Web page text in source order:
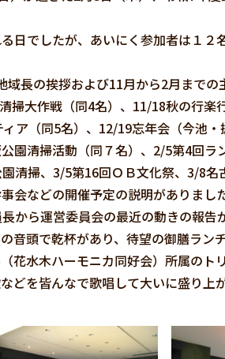
日でしたが、あいにく参加者は１２
長の挨拶および11月から2月までの
掃大作戦（同4名）、11/18秋の行楽
ア（同5名）、12/19忘年会（今池・
園清掃活動（同７名）、2/5第4回ラ
清掃、3/5第16回ＯＢ文化祭、3/8名
会などの開催予定の説明がありまし
から運営委員会の最近の動きの報告
頭で乾杯があり、待望の御膳ラン
花水木ハーモニカ同好会）所属のト
どを皆んなで歌唱して大いに盛り上